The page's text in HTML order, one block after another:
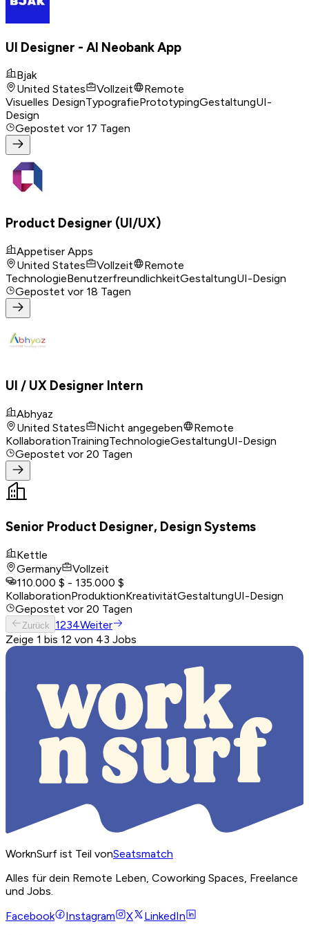
UI Designer - AI Neobank App
Bjak
United States
Vollzeit
Remote
Visuelles DesignTypografiePrototypingGestaltungUI-
Design
Gepostet vor 17 Tagen
Product Designer (UI/UX)
Appetiser Apps
United States
Vollzeit
Remote
TechnologieBenutzerfreundlichkeitGestaltungUI-Design
Gepostet vor 18 Tagen
UI / UX Designer Intern
Abhyaz
United States
Nicht angegeben
Remote
KollaborationTrainingTechnologieGestaltungUI-Design
Gepostet vor 20 Tagen
Senior Product Designer, Design Systems
Kettle
Germany
Vollzeit
110.000 $ - 135.000 $
KollaborationProduktionKreativitätGestaltungUI-Design
Gepostet vor 20 Tagen
Zurück 1234Weiter
Zeige 1 bis 12 von 43 Jobs
WorknSurf ist Teil vonSeatsmatch
Alles für dein Remote Leben, Coworking Spaces, Freelance
und Jobs.
Facebook
Instagram X LinkedIn